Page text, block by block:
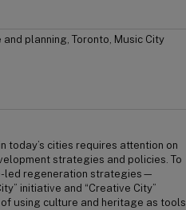
planning, Toronto, Music City
today’s cities requires attention on
strategies and policies. To
led regeneration strategies—
initiative and “Creative City”
using culture and heritage as tools